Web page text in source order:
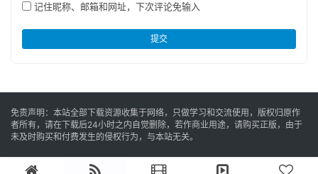
记住昵称、邮箱和网址，下次评论免输入
提交
免责声明：本站全部下载资源收集于网络，只做学习和交流使用，版权归原作
者所有，请在下载后24小时之内自觉删除，若作商业用途，请购买正版，由于
未及时购买和付费发生的侵权行为，与本站无关。